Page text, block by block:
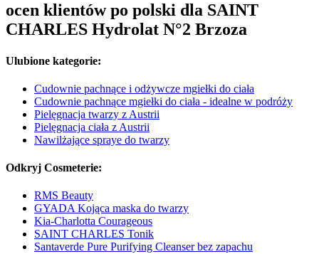
ocen klientów po polski dla SAINT
CHARLES Hydrolat N°2 Brzoza
Ulubione kategorie:
Cudownie pachnące i odżywcze mgiełki do ciała
Cudownie pachnące mgiełki do ciała - idealne w podróży
Pielęgnacja twarzy z Austrii
Pielęgnacja ciała z Austrii
Nawilżające spraye do twarzy
Odkryj Cosmeterie:
RMS Beauty
GYADA Kojąca maska do twarzy
Kia-Charlotta Courageous
SAINT CHARLES Tonik
Santaverde Pure Purifying Cleanser bez zapachu